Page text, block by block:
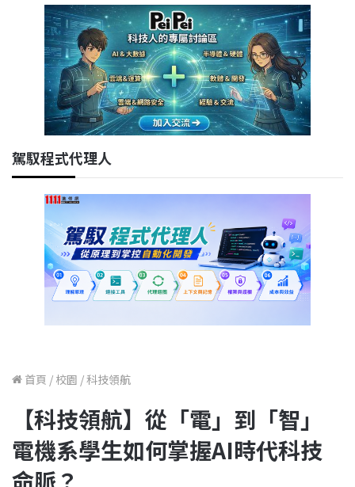
駕馭程式代理人